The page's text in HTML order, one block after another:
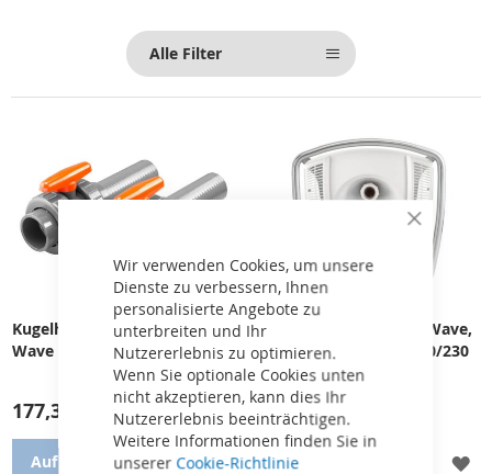
Close
Cookie
Bar
Wir verwenden Cookies, um unsere
Dienste zu verbessern, Ihnen
personalisierte Angebote zu
unterbreiten und Ihr
Nutzererlebnis zu optimieren.
Wenn Sie optionale Cookies unten
nicht akzeptieren, kann dies Ihr
Nutzererlebnis beeinträchtigen.
Weitere Informationen finden Sie in
unserer Cookie-Richtlinie
Alle Filter
Kugelhähne -- Set -- BADU Jet
Wave
177,35 €
Auf Bestellung
ZUR
Montageset BADU Jet Wave,
58/54 m³/h, 2,6 kW, 400/230
V
3.476,02 €
Auf Bestellung